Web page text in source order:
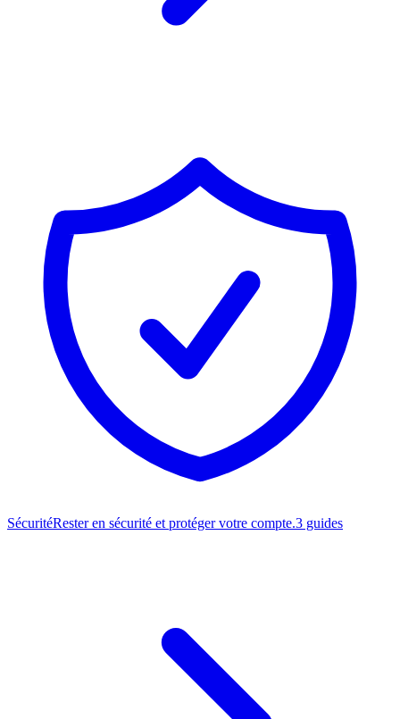
SécuritéRester en sécurité et protéger votre compte.3 guides